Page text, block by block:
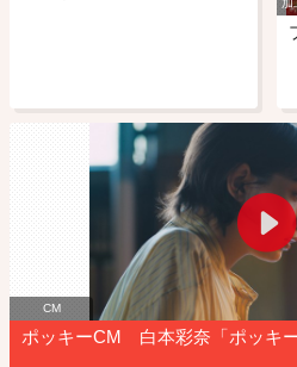
加
CM
ポッキーCM 白本彩奈「ポッキ